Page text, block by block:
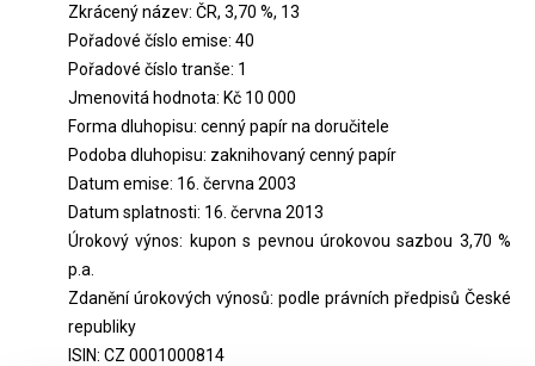
Zkrácený název: ČR, 3,70 %, 13
Pořadové číslo emise: 40
Pořadové číslo tranše: 1
Jmenovitá hodnota: Kč 10 000
Forma dluhopisu: cenný papír na doručitele
Podoba dluhopisu: zaknihovaný cenný papír
Datum emise: 16. června 2003
Datum splatnosti: 16. června 2013
Úrokový výnos: kupon s pevnou úrokovou sazbou 3,70 %
p.a.
Zdanění úrokových výnosů: podle právních předpisů České
republiky
ISIN: CZ 0001000814